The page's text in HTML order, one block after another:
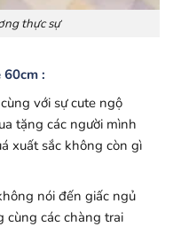
thực sự
:
với sự cute ngộ
tặng các người mình
xuất sắc không còn gì
nói đến giấc ngủ
cùng các chàng trai